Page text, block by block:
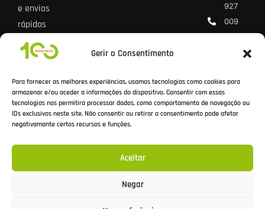
Gerir o Consentimento
Para fornecer as melhores experiências, usamos tecnologias como cookies para
armazenar e/ou aceder a informações do dispositivo. Consentir com essas
tecnologias nos permitirá processar dados, como comportamento de navegação ou
IDs exclusivos neste site. Não consentir ou retirar o consentimento pode afetar
negativamante certos recursos e funções.
Aceitar
Negar
e envios
rápidos
para todo
o país.
927
009
rede móvel
nacional